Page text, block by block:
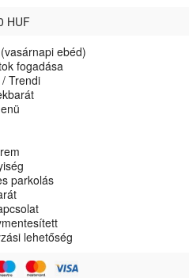
HUF
ebéd)
fogadása
Trendi
parkolás
lehetőség